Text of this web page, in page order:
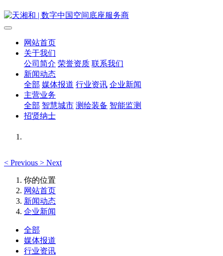
网站首页
关于我们
公司简介 荣誉资质 联系我们
新闻动态
全部 媒体报道 行业资讯 企业新闻
主营业务
全部 智慧城市 测绘装备 智能监测
招贤纳士
< Previous > Next
你的位置
网站首页
新闻动态
企业新闻
全部
媒体报道
行业资讯